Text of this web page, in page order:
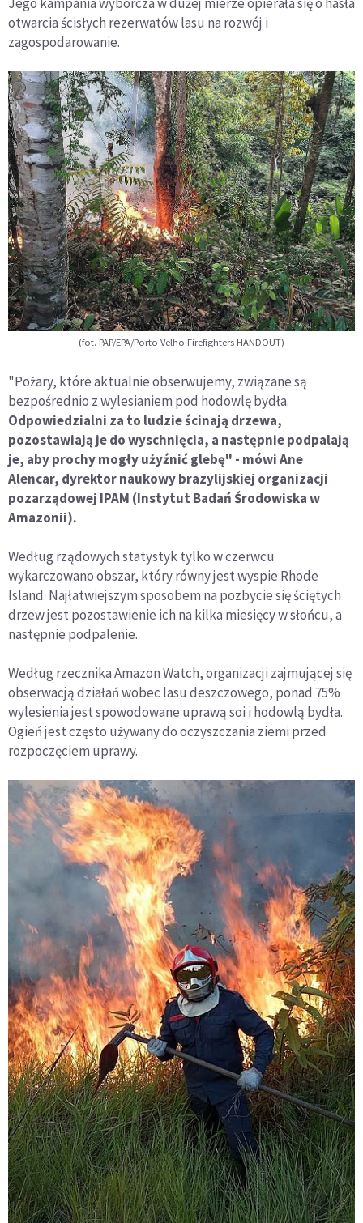
otwarcia ścisłych rezerwatów lasu na rozwój i
zagospodarowanie.
(fot. PAP/EPA/Porto Velho Firefighters HANDOUT)
"Pożary, które aktualnie obserwujemy, związane są
bezpośrednio z wylesianiem pod hodowlę bydła.
Odpowiedzialni za to ludzie ścinają drzewa,
pozostawiają je do wyschnięcia, a następnie podpalają
je, aby prochy mogły użyźnić glebę" - mówi Ane
Alencar, dyrektor naukowy brazylijskiej organizacji
pozarządowej IPAM (Instytut Badań Środowiska w
Amazonii).
Według rządowych statystyk tylko w czerwcu
wykarczowano obszar, który równy jest wyspie Rhode
Island. Najłatwiejszym sposobem na pozbycie się ściętych
drzew jest pozostawienie ich na kilka miesięcy w słońcu, a
następnie podpalenie.
Według rzecznika Amazon Watch, organizacji zajmującej się
obserwacją działań wobec lasu deszczowego, ponad 75%
wylesienia jest spowodowane uprawą soi i hodowlą bydła.
Ogień jest często używany do oczyszczania ziemi przed
rozpoczęciem uprawy.